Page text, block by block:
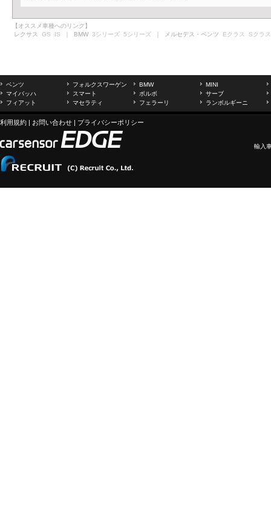
【オススメ車種へのリンク】
レクサス GS IS ｜ BMW 3シリーズ 5シリーズ ｜ メルセデス・ベンツ Eクラス Sクラス
ベンツ フォルクスワーゲン BMW
MINI
マイバッハ
スマート ボルボ
サーブ
フィアット
マセラティ フェラーリ ランボルギーニ
利用規約 | お問い合わせ | プライバシーポリシー
輸入